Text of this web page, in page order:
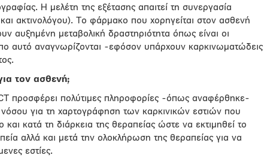
Η μελέτη της εξέτασης απαιτεί τη συνεργασία
ακτινολόγου). Το φάρμακο που χορηγείται στον ασθενή
αυξημένη μεταβολική δραστηριότητα όπως είναι οι
αυτό αναγνωρίζονται -εφόσον υπάρχουν καρκινωματώδεις
τον ασθενή;
προσφέρει πολύτιμες πληροφορίες -όπως αναφέρθηκε-
για τη χαρτογράφηση των καρκινικών εστιών που
κατά τη διάρκεια της θεραπείας ώστε να εκτιμηθεί το
αλλά και μετά την ολοκλήρωση της θεραπείας για να
εστίες.